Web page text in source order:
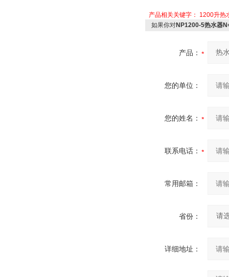
产品相关关键字： 1200升热
如果你对NP1200-5热水器
产品：
您的单位：
您的姓名：
联系电话：
常用邮箱：
省份：
详细地址：